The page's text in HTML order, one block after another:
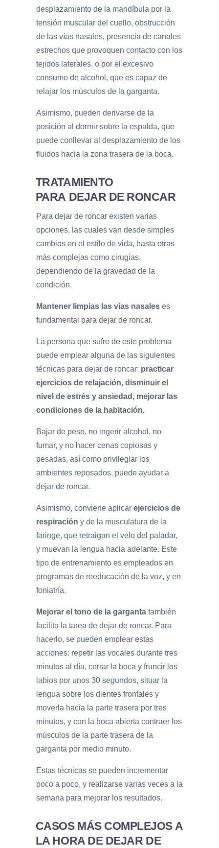
desplazamiento de la mandíbula por la
tensión muscular del cuello, obstrucción
de las vías nasales, presencia de canales
estrechos que provoquen contacto con los
tejidos laterales, o por el excesivo
consumo de alcohol, que es capaz de
relajar los músculos de la garganta.
Asimismo, pueden derivarse de la
posición al dormir sobre la espalda, que
puede conllevar al desplazamiento de los
fluidos hacia la zona trasera de la boca.
TRATAMIENTO
PARA DEJAR DE RONCAR
Para dejar de roncar existen varias
opciones, las cuales van desde simples
cambios en el estilo de vida, hasta otras
más complejas como cirugías,
dependiendo de la gravedad de la
condición.
Mantener limpias las vías nasales es
fundamental para dejar de roncar.
La persona que sufre de este problema
puede emplear alguna de las siguientes
técnicas para dejar de roncar: practicar
ejercicios de relajación, disminuir el
nivel de estrés y ansiedad, mejorar las
condiciones de la habitación.
Bajar de peso, no ingerir alcohol, no
fumar, y no hacer cenas copiosas y
pesadas, así como privilegiar los
ambientes reposados, puede ayudar a
dejar de roncar.
Asimismo, conviene aplicar ejercicios de
respiración y de la musculatura de la
faringe, que retraigan el velo del paladar,
y muevan la lengua hacia adelante. Este
tipo de entrenamiento es empleados en
programas de reeducación de la voz, y en
foniatría.
Mejorar el tono de la garganta también
facilita la tarea de dejar de roncar. Para
hacerlo, se pueden emplear estas
acciones: repetir las vocales durante tres
minutos al día, cerrar la boca y fruncir los
labios por unos 30 segundos, situar la
lengua sobre los dientes frontales y
moverla hacia la parte trasera por tres
minutos, y con la boca abierta contraer los
músculos de la parte trasera de la
garganta por medio minuto.
Estas técnicas se pueden incrementar
poco a poco, y realizarse varias veces a la
semana para mejorar los resultados.
CASOS MÁS COMPLEJOS A
LA HORA DE DEJAR DE